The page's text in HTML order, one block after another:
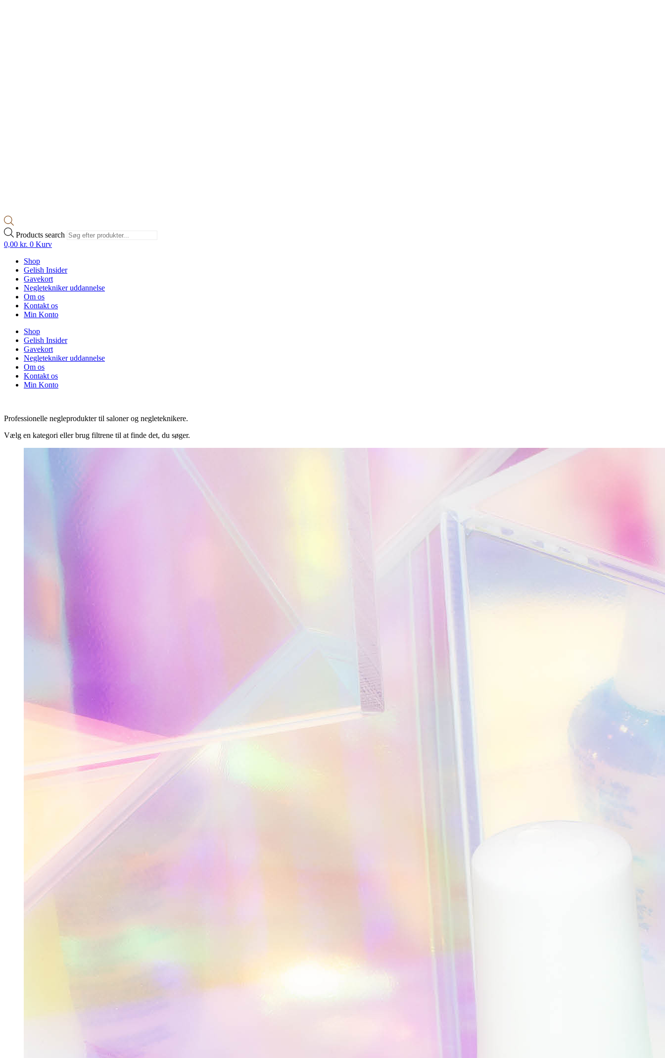
Products search
0,00 kr. 0 Kurv
Shop
Gelish Insider
Gavekort
Negletekniker uddannelse
Om os
Kontakt os
Min Konto
Shop
Gelish Insider
Gavekort
Negletekniker uddannelse
Om os
Kontakt os
Min Konto
Professionelle negleprodukter til saloner og negleteknikere.
Vælg en kategori eller brug filtrene til at finde det, du søger.